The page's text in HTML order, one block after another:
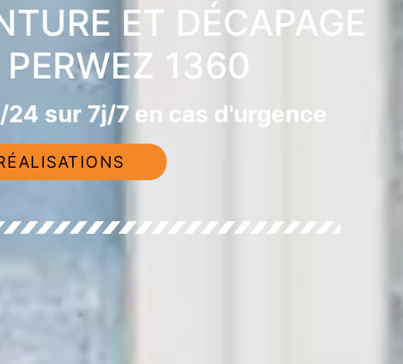
ET DÉCAPAGE
1360
sur 7j/7 en cas d'urgence